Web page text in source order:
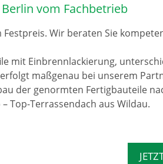
vom Fachbetrieb
Festpreis. Wir beraten Sie
mit Einbrennlackierung,
maßgenau bei unserem
der genormten Fertigbauteile
Top-Terrassendach aus Wildau.